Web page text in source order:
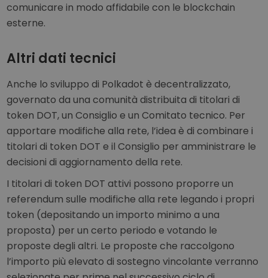
comunicare in modo affidabile con le blockchain
esterne.
Altri dati tecnici
Anche lo sviluppo di Polkadot è decentralizzato,
governato da una comunità distribuita di titolari di
token DOT, un Consiglio e un Comitato tecnico. Per
apportare modifiche alla rete, l’idea è di combinare i
titolari di token DOT e il Consiglio per amministrare le
decisioni di aggiornamento della rete.
I titolari di token DOT attivi possono proporre un
referendum sulle modifiche alla rete legando i propri
token (depositando un importo minimo a una
proposta) per un certo periodo e votando le
proposte degli altri. Le proposte che raccolgono
l’importo più elevato di sostegno vincolante verranno